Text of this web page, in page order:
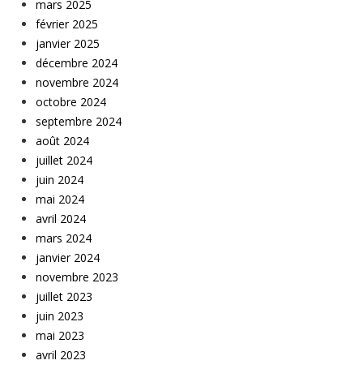
mars 2025
février 2025
janvier 2025
décembre 2024
novembre 2024
octobre 2024
septembre 2024
août 2024
juillet 2024
juin 2024
mai 2024
avril 2024
mars 2024
janvier 2024
novembre 2023
juillet 2023
juin 2023
mai 2023
avril 2023